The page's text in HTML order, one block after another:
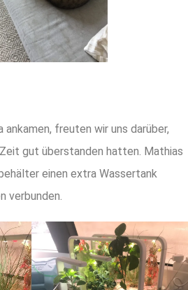
freuten wir uns darüber,
gut überstanden hatten. Mathias
einen extra Wassertank
verbunden.